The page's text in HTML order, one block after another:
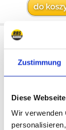
Zustimmung
Diese
Wir verwenden
do